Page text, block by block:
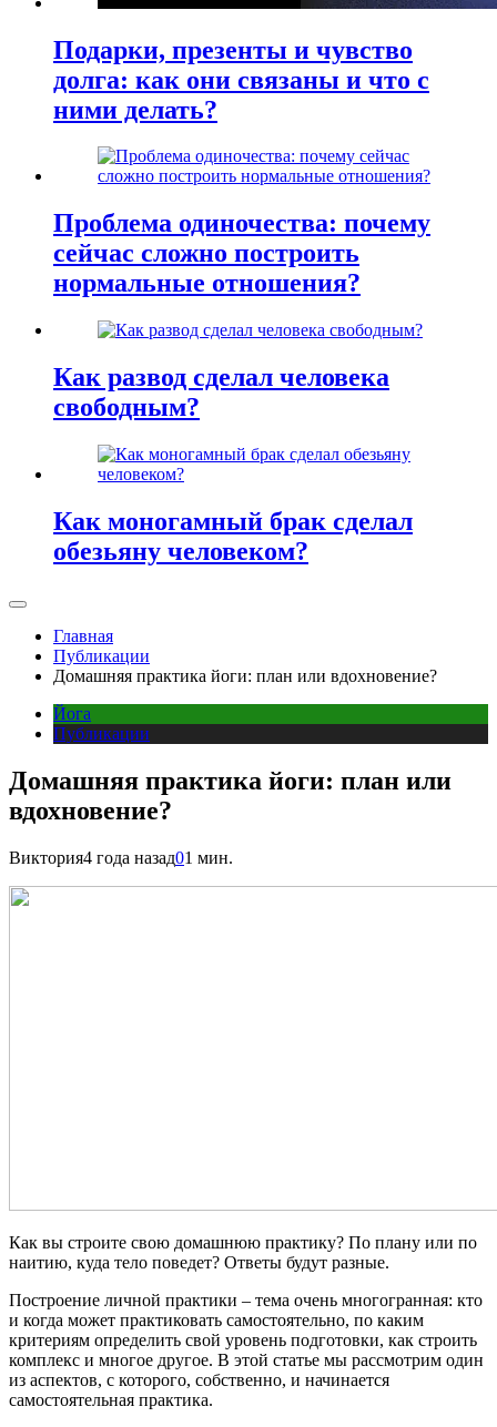
Подарки, презенты и чувство
долга: как они связаны и что с
ними делать?
Проблема одиночества: почему
сейчас сложно построить
нормальные отношения?
Как развод сделал человека
свободным?
Как моногамный брак сделал
обезьяну человеком?
Главная
Публикации
Домашняя практика йоги: план или вдохновение?
Йога
Публикации
Домашняя практика йоги: план или
вдохновение?
Виктория4 года назад01 мин.
Как вы строите свою домашнюю практику? По плану или по
наитию, куда тело поведет? Ответы будут разные.
Построение личной практики – тема очень многогранная: кто
и когда может практиковать самостоятельно, по каким
критериям определить свой уровень подготовки, как строить
комплекс и многое другое. В этой статье мы рассмотрим один
из аспектов, с которого, собственно, и начинается
самостоятельная практика.